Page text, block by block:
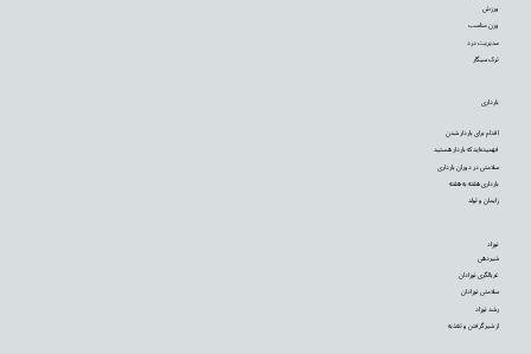
نوزاد
شیردهی
غربالگری نوزادان
سلامتی نوزادان
رشد نوزاد
از شیر گرفتن و تغذیه
بارداری
اقدام برای باردار شدن
فهمیده‌اید که باردار هستید
سلامتی در دوران بارداری
بارداری هفته به هفته
زایمان و تولد
ورزش
وزن مناسب
مدیریت درد
ترک سیگار